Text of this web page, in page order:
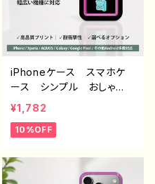
iPhoneケース スマホケ
ース シンプル おしゃ
れ 面白い おもしろスマ
ホケース ネタ系 エモ
い ほぼ 全機種対応 メン
AQUOS Xperia Goo
glepixel Galaxy Andr
¥1,782
10%OFF